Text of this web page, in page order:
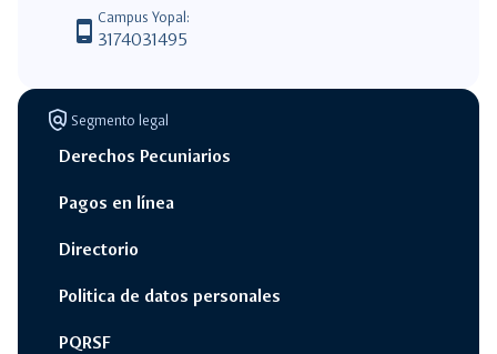
phone_android Campus Yopal:
3174031495
policy Segmento legal
Derechos Pecuniarios
Pagos en línea
Directorio
Politica de datos personales
PQRSF